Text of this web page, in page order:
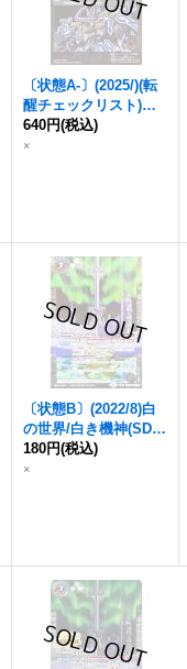
〔状態A-〕(2025/)(転
醒チェックリスト)白
の世界/白き機神
{BS73-TCP04a/BS73-
640円(税込)
×
〔状態B〕(2022/8)白
の世界/白き機神(SD63
収録)【転醒X】{BS52
-TX02a/BS52-TX02b}
180円(税込)
×